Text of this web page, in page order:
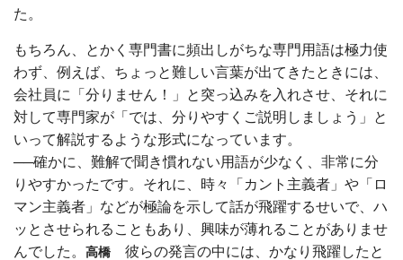
た。
もちろん、とかく専門書に頻出しがちな専門用語は極力使
わず、例えば、ちょっと難しい言葉が出てきたときには、
会社員に「分りません！」と突っ込みを入れさせ、それに
対して専門家が「では、分りやすくご説明しましょう」と
いって解説するような形式になっています。
──確かに、難解で聞き慣れない用語が少なく、非常に分
りやすかったです。それに、時々「カント主義者」や「ロ
マン主義者」などが極論を示して話が飛躍するせいで、ハ
ッとさせられることもあり、興味が薄れることがありませ
んでした。 高橋 彼らの発言の中には、かなり飛躍したと